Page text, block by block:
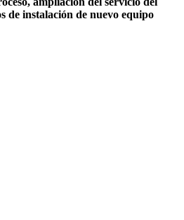
de instalación de nuevo equipo